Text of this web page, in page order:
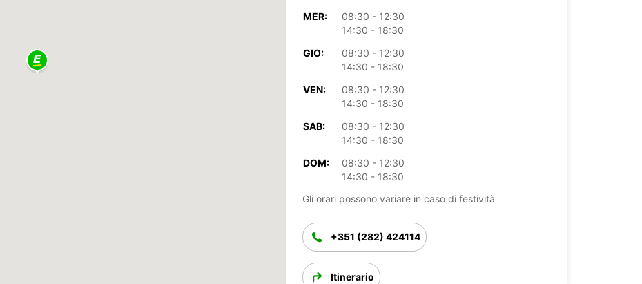
MER:
08:30 - 12:30
14:30 - 18:30
GIO:
08:30 - 12:30
14:30 - 18:30
VEN:
08:30 - 12:30
14:30 - 18:30
SAB:
08:30 - 12:30
14:30 - 18:30
DOM:
08:30 - 12:30
14:30 - 18:30
Gli orari possono variare in caso di festività
+351 (282) 424114
Itinerario